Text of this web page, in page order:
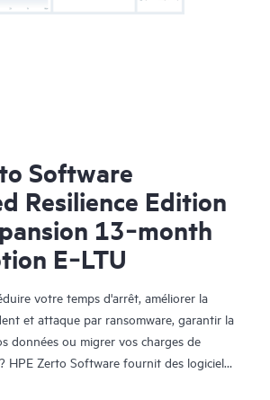
Software
Resilience Edition
13‑month
E‑LTU
votre temps d'arrêt, améliorer la
et attaque par ransomware, garantir la
données ou migrer vos charges de
HPE Zerto Software fournit des logiciels